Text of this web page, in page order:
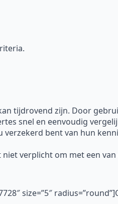
tijdrovend zijn. Door
snel en eenvoudig
bent van hun
verplicht om met een van
size=”5″